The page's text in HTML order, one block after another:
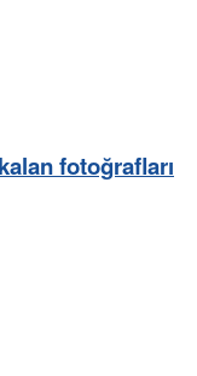
fotoğrafları